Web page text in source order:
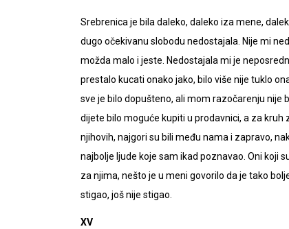
Srebrenica je bila daleko, daleko iza mene,
dugo očekivanu slobodu nedostajala. Nije mi
možda malo i jeste. Nedostajala mi je
prestalo kucati onako jako, bilo više nije tuklo
sve je bilo dopušteno, ali mom razočarenju nije
dijete bilo moguće kupiti u prodavnici, a za kruh
njihovih, najgori su bili među nama i zapravo,
najbolje ljude koje sam ikad poznavao. Oni koji
za njima, nešto je u meni govorilo da je tako
stigao, još nije stigao.
XV